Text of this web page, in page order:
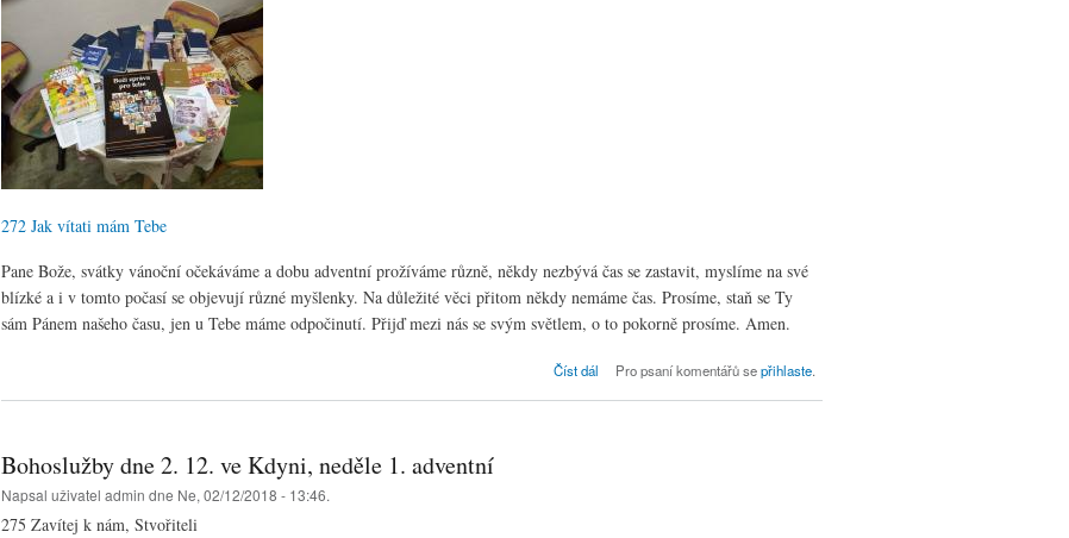
272 Jak vítati mám Tebe
Pane Bože, svátky vánoční očekáváme a dobu adventní prožíváme různě, někdy nezbývá čas se zastavit, myslíme na své
blízké a i v tomto počasí se objevují různé myšlenky. Na důležité věci přitom někdy nemáme čas. Prosíme, staň se Ty
sám Pánem našeho času, jen u Tebe máme odpočinutí. Přijď mezi nás se svým světlem, o to pokorně prosíme. Amen.
Číst dál
Bohoslužby dne 9. 12. ve Kdyni, neděle
lutherských perikop)
Pro psaní komentářů sepřihlaste.
Bohoslužby dne 2. 12. ve Kdyni, neděle 1. adventní
Napsal uživatel admin dne Ne, 02/12/2018 - 13:46.
275 Zavítej k nám, Stvořiteli